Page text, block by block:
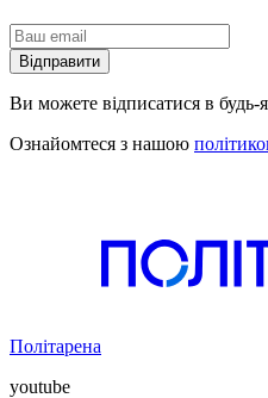
Відправити
Ви можете відписатися в будь-
Ознайомтеся з нашою
Політарена
youtube